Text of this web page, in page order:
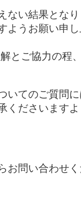
ない結果とな
ようお願い申
とご協力の程
いてのご質問
くださいます
お問い合わせ